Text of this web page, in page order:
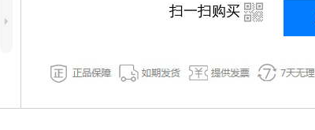
5
扫一扫购买 i